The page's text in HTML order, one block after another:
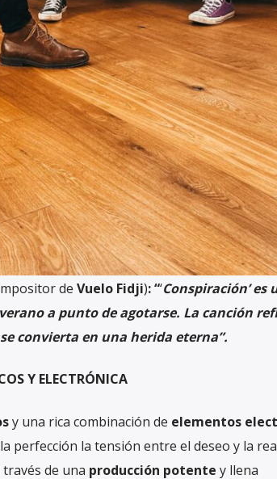
de Vuelo Fidji): “‘Conspiración’ es
a punto de agotarse. La canción
convierta en una herida eterna”.
Y ELECTRÓNICA
y una rica combinación de elementos
perfección la tensión entre el deseo y la
de una producción potente y llena